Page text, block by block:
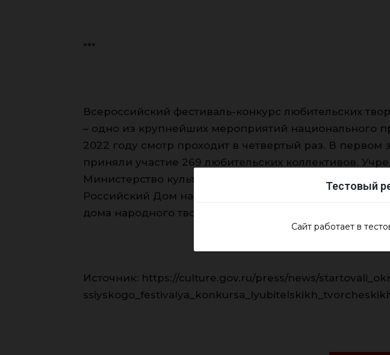
Тестовый
Сайт работает в
***
Всероссийский фестиваль-конкурс любительских
– одно из крупнейших мероприятий национального
2022 году смотр проходит в четвертый раз. В первом
приняли участие 269 любительских коллективов.
Министерство культуры Российской Федерации,
Российский Дом народного творчества им. В. Д.
дома народного творчества.
Источник: https://culture.gov.ru/press/news/